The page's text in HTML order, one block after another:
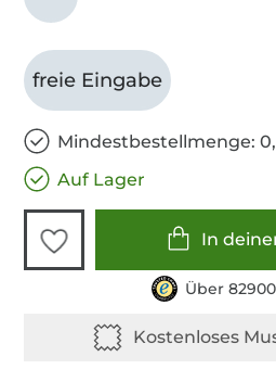
freie Eingabe
Mindestbestellmenge:
Auf Lager
In
Über